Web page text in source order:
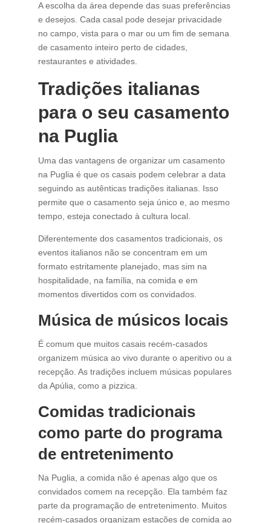
A escolha da área depende das suas preferências
e desejos. Cada casal pode desejar privacidade
no campo, vista para o mar ou um fim de semana
de casamento inteiro perto de cidades,
restaurantes e atividades.
Tradições italianas
para o seu casamento
na Puglia
Uma das vantagens de organizar um casamento
na Puglia é que os casais podem celebrar a data
seguindo as autênticas tradições italianas. Isso
permite que o casamento seja único e, ao mesmo
tempo, esteja conectado à cultura local.
Diferentemente dos casamentos tradicionais, os
eventos italianos não se concentram em um
formato estritamente planejado, mas sim na
hospitalidade, na família, na comida e em
momentos divertidos com os convidados.
Música de músicos locais
É comum que muitos casais recém-casados ​​
organizem música ao vivo durante o aperitivo ou a
recepção. As tradições incluem músicas populares
da Apúlia, como a pizzica.
Comidas tradicionais
como parte do programa
de entretenimento
Na Puglia, a comida não é apenas algo que os
convidados comem na recepção. Ela também faz
parte da programação de entretenimento. Muitos
recém-casados ​​organizam estações de comida ao